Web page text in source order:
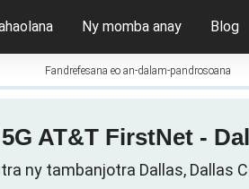
Ny momba anay Blog
Fandrefesana eo an-dalam-pandrosoana
AT&T FirstNet -
ny tambanjotra Dallas, Dallas